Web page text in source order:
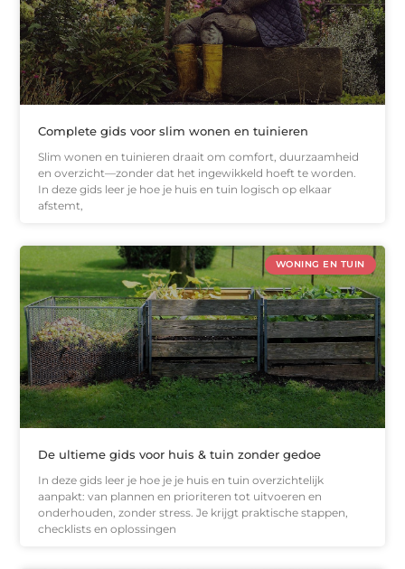
Complete gids voor slim wonen en tuinieren
Slim wonen en tuinieren draait om comfort, duurzaamheid
en overzicht—zonder dat het ingewikkeld hoeft te worden.
In deze gids leer je hoe je huis en tuin logisch op elkaar
afstemt,
WONING EN TUIN
De ultieme gids voor huis & tuin zonder gedoe
In deze gids leer je hoe je je huis en tuin overzichtelijk
aanpakt: van plannen en prioriteren tot uitvoeren en
onderhouden, zonder stress. Je krijgt praktische stappen,
checklists en oplossingen